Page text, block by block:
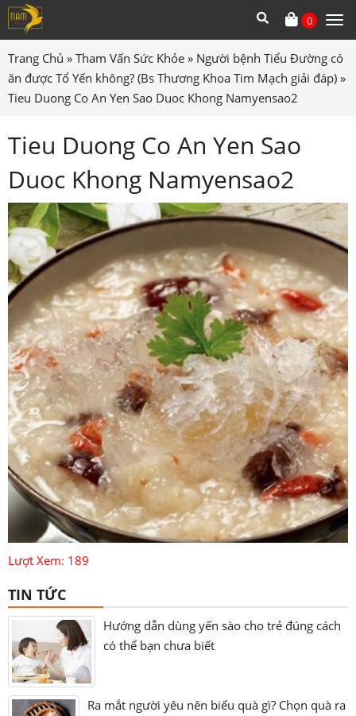
0
Trang Chủ » Tham Vấn Sức Khỏe » Người bệnh Tiểu Đường có
ăn được Tổ Yến không? (Bs Thương Khoa Tim Mạch giải đáp) »
Tieu Duong Co An Yen Sao Duoc Khong Namyensao2
Tieu Duong Co An Yen Sao
Duoc Khong Namyensao2
Lượt Xem: 189
TIN TỨC
Hướng dẫn dùng yến sào cho trẻ đúng cách
có thể bạn chưa biết
Ra mắt người yêu nên biếu quà gì? Chọn quà ra